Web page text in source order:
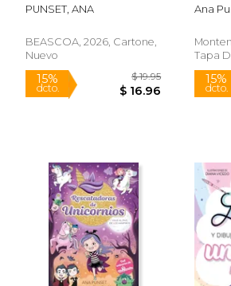
dcto.
PUNSET, ANA
BEASCOA, 2026, Cartone,
Nuevo
Ana
Tapa